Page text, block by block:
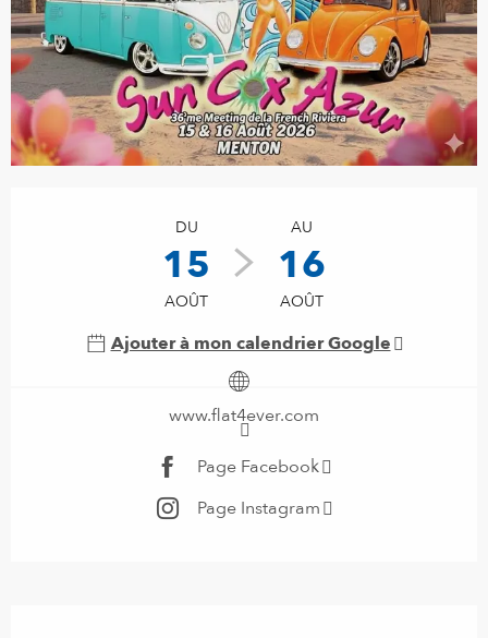
DU
15
AOÛT
AU
16
AOÛT
Ajouter à mon calendrier Google
www.flat4ever.com
Page Facebook
Page Instagram